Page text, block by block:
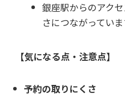
銀座駅からのアク
さにつながっていま
【気になる点・注意点】
予約の取りにくさ